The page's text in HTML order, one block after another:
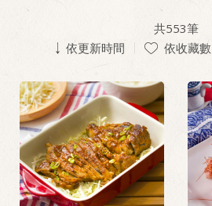
共553筆
依更新時間
依收藏數